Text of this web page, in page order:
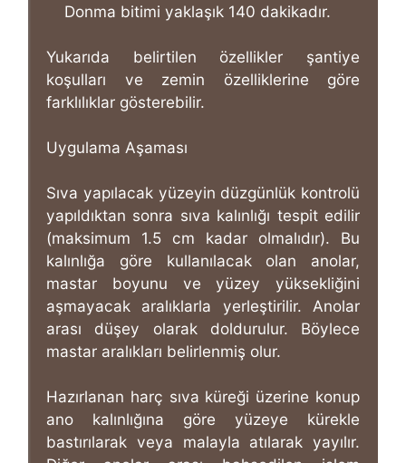
Donma bitimi yaklaşık 140 dakikadır.
Yukarıda belirtilen özellikler şantiye
koşulları ve zemin özelliklerine göre
farklılıklar gösterebilir.
Uygulama Aşaması
Sıva yapılacak yüzeyin düzgünlük kontrolü
yapıldıktan sonra sıva kalınlığı tespit edilir
(maksimum 1.5 cm kadar olmalıdır). Bu
kalınlığa göre kullanılacak olan anolar,
mastar boyunu ve yüzey yüksekliğini
aşmayacak aralıklarla yerleştirilir. Anolar
arası düşey olarak doldurulur. Böylece
mastar aralıkları belirlenmiş olur.
Hazırlanan harç sıva küreği üzerine konup
ano kalınlığına göre yüzeye kürekle
bastırılarak veya malayla atılarak yayılır.